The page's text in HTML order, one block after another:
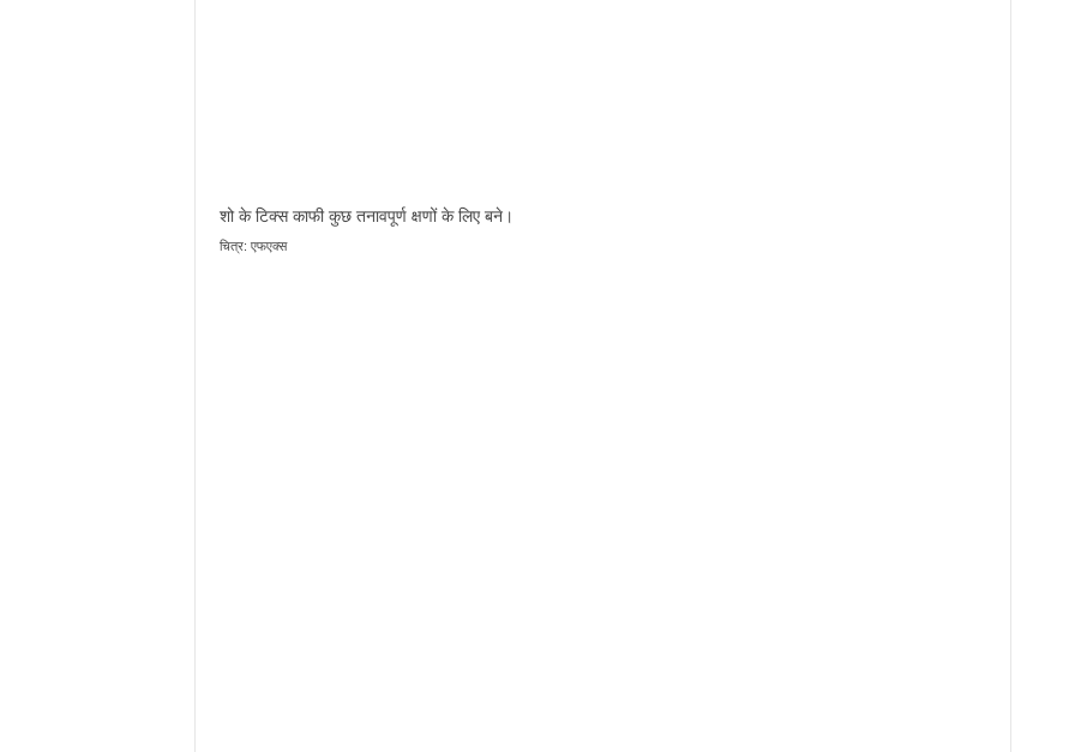
शो के टिक्स काफी कुछ तनावपूर्ण क्षणों के लिए बने।
चित्र: एफएक्स